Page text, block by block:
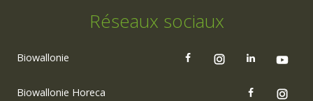
Réseaux sociaux
Biowallonie
Biowallonie Horeca